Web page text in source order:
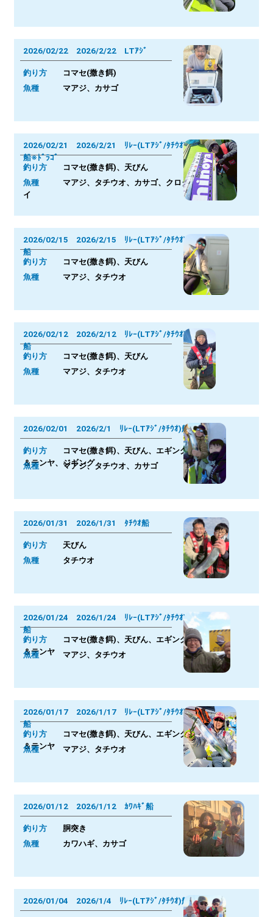
2026/02/22 2026/2/22 LTｱｼﾞ
釣り方
コマセ(撒き餌)
魚種 マアジ、カサゴ
2026/02/21 2026/2/21 ﾘﾚｰ(LTｱｼﾞ/ﾀﾁｳｵ)
船※ﾄﾞﾗｺﾞ
釣り方
コマセ(撒き餌)、天びん
魚種 マアジ、タチウオ、カサゴ、クロダ
イ
2026/02/15 2026/2/15 ﾘﾚｰ(LTｱｼﾞ/ﾀﾁｳｵ)
船
釣り方
コマセ(撒き餌)、天びん
魚種 マアジ、タチウオ
2026/02/12 2026/2/12 ﾘﾚｰ(LTｱｼﾞ/ﾀﾁｳｵ)
船
釣り方
コマセ(撒き餌)、天びん
魚種 マアジ、タチウオ
2026/02/01 2026/2/1 ﾘﾚｰ(LTｱｼﾞ/ﾀﾁｳｵ)船
釣り方
コマセ(撒き餌)、天びん、エギング
＆テンヤ、ジギング
魚種 マアジ、タチウオ、カサゴ
2026/01/31 2026/1/31 ﾀﾁｳｵ船
釣り方 天びん
魚種 タチウオ
2026/01/24 2026/1/24 ﾘﾚｰ(LTｱｼﾞ/ﾀﾁｳｵ)
船
釣り方
コマセ(撒き餌)、天びん、エギング
＆テンヤ
魚種 マアジ、タチウオ
2026/01/17 2026/1/17 ﾘﾚｰ(LTｱｼﾞ/ﾀﾁｳｵ)
船
釣り方
コマセ(撒き餌)、天びん、エギング
＆テンヤ
魚種 マアジ、タチウオ
2026/01/12 2026/1/12 ｶﾜﾊｷﾞ船
釣り方 胴突き
魚種 カワハギ、カサゴ
2026/01/04 2026/1/4 ﾘﾚｰ(LTｱｼﾞ/ﾀﾁｳｵ)船